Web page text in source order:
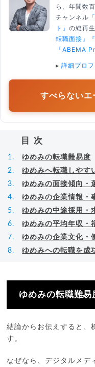
ら、年間数
チャンネル
ト」 の総再
転職面接』
「ABEMA
▸ 詳細プロ
すべらないエ
目次
ゆめみの転職難易度
ゆめみへ転職しやす
ゆめみの面接傾向・
ゆめみの企業情報・
ゆめみの中途採用・
ゆめみの平均年収・
ゆめみの企業文化・
ゆめみへの転職を成
ゆめみの転職難易
結論からお伝えすると、
す。
なぜなら、デジタルメデ